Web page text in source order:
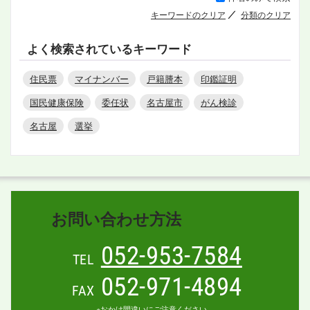
キーワードのクリア 分類のクリア
よく検索されているキーワード
住民票 マイナンバー 戸籍謄本
印鑑証明
国民健康保険
委任状 名古屋市
がん検診
名古屋
選挙
お問い合わせ方法
TEL 052-953-7584
FAX 052-971-4894